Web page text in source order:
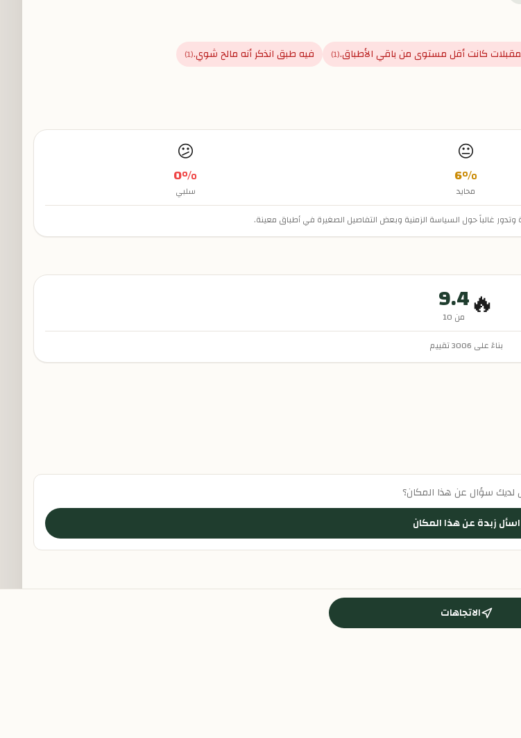
كانت أقل مستوى من باقي الأطباق.(
1
) فيه طبق انذكر أنه مالح شوي.(
1
)
😐
6%
محايد
😕
0%
سلبي
وتدور غالباً حول السياسة الزمنية وبعض التفاصيل الصغيرة في أطباق معينة.
🔥
9.4
من 10
بناءً على 3006تقييم
لديك سؤال عن هذا المكان؟
اسأل زبدة عن هذا المكان
الاتجاهات